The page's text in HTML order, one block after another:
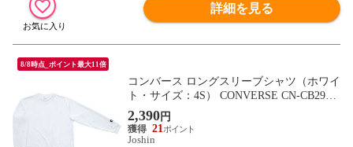
詳細を見る
8/8時点_ポイント最大11倍
コンバース ロングスリーブシャツ（ホワイ
ト・サイズ：4S） CONVERSE CN-CB2913
24L-1100-4S 【返品種別A】
2,390円
21
Joshin